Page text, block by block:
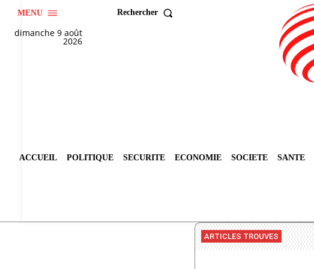
MENU Rechercher
dimanche 9 août
2026
ACCUEIL POLITIQUE SECURITE ECONOMIE SOCIETE SANTE
ARTICLES TROUVES